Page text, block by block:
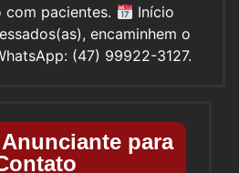
com pacientes.
Início
encaminhem o
(47) 99922-3127.
para